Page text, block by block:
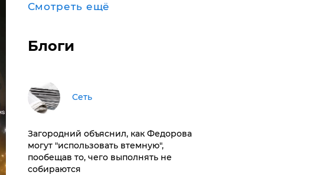
Смотреть ещё
Блоги
Сеть
Загородний объяснил, как Федорова
могут "использовать втемную",
пообещав то, чего выполнять не
собираются